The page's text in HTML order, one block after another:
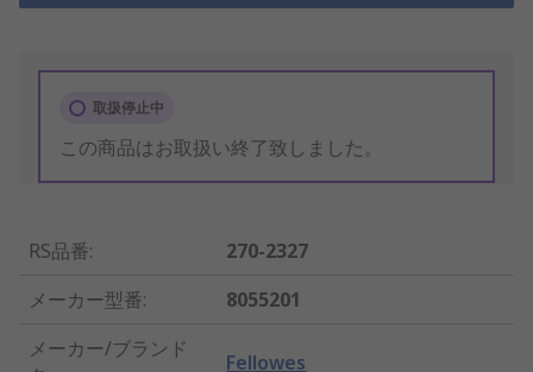
取扱停止中
この商品はお取扱い終了致しました。
RS品番:
270-2327
メーカー型番:
8055201
メーカー/ブランド
Fellowes